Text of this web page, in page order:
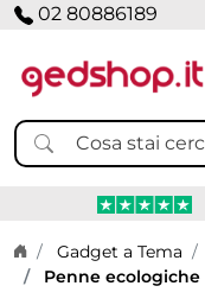
02 80886189
Home page
Gadget a Tema
Penne ecologiche